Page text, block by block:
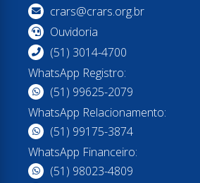
crars@crars.org.br
Ouvidoria
(51) 3014-4700
WhatsApp Registro:
(51) 99625-2079
WhatsApp Relacionamento:
(51) 99175-3874
WhatsApp Financeiro:
(51) 98023-4809